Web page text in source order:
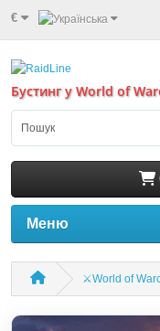
€
Бустинг у World of
Меню
⚔️World of